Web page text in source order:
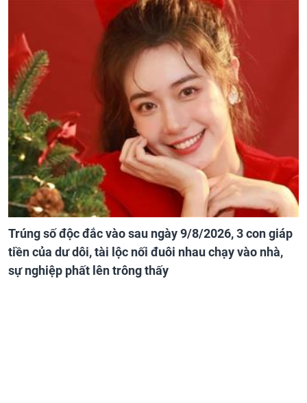
Trúng số độc đắc vào sau ngày 9/8/2026, 3 con giáp
tiền của dư dôi, tài lộc nối đuôi nhau chạy vào nhà,
sự nghiệp phất lên trông thấy